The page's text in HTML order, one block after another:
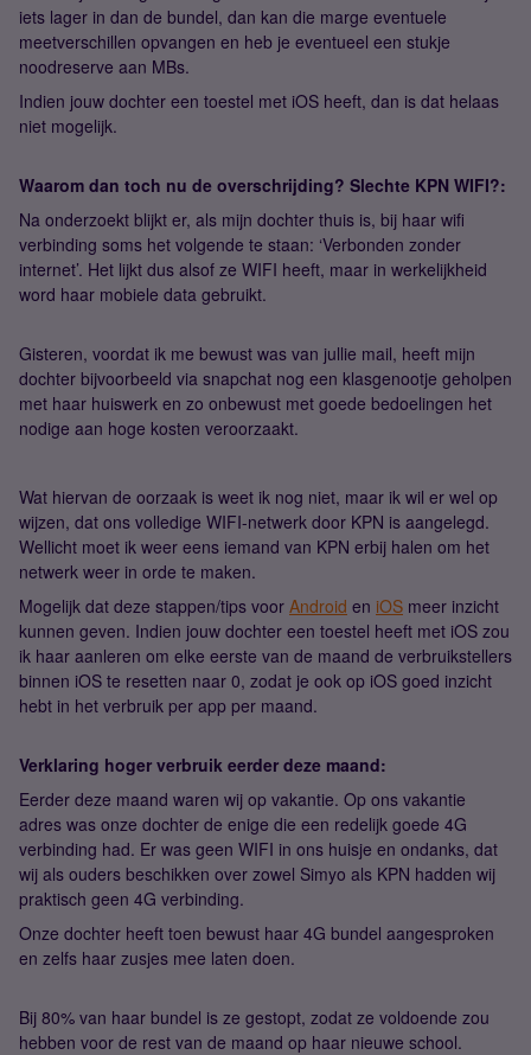
iets lager in dan de bundel, dan kan die marge eventuele
meetverschillen opvangen en heb je eventueel een stukje
noodreserve aan MBs.
Indien jouw dochter een toestel met iOS heeft, dan is dat helaas
niet mogelijk.
Waarom dan toch nu de overschrijding? Slechte KPN WIFI?:
Na onderzoekt blijkt er, als mijn dochter thuis is, bij haar wifi
verbinding soms het volgende te staan: ‘Verbonden zonder
internet’. Het lijkt dus alsof ze WIFI heeft, maar in werkelijkheid
word haar mobiele data gebruikt.
Gisteren, voordat ik me bewust was van jullie mail, heeft mijn
dochter bijvoorbeeld via snapchat nog een klasgenootje geholpen
met haar huiswerk en zo onbewust met goede bedoelingen het
nodige aan hoge kosten veroorzaakt.
Wat hiervan de oorzaak is weet ik nog niet, maar ik wil er wel op
wijzen, dat ons volledige WIFI-netwerk door KPN is aangelegd.
Wellicht moet ik weer eens iemand van KPN erbij halen om het
netwerk weer in orde te maken.
Mogelijk dat deze stappen/tips voor Android en iOS meer inzicht
kunnen geven. Indien jouw dochter een toestel heeft met iOS zou
ik haar aanleren om elke eerste van de maand de verbruikstellers
binnen iOS te resetten naar 0, zodat je ook op iOS goed inzicht
hebt in het verbruik per app per maand.
Verklaring hoger verbruik eerder deze maand:
Eerder deze maand waren wij op vakantie. Op ons vakantie
adres was onze dochter de enige die een redelijk goede 4G
verbinding had. Er was geen WIFI in ons huisje en ondanks, dat
wij als ouders beschikken over zowel Simyo als KPN hadden wij
praktisch geen 4G verbinding.
Onze dochter heeft toen bewust haar 4G bundel aangesproken
en zelfs haar zusjes mee laten doen.
Bij 80% van haar bundel is ze gestopt, zodat ze voldoende zou
hebben voor de rest van de maand op haar nieuwe school.